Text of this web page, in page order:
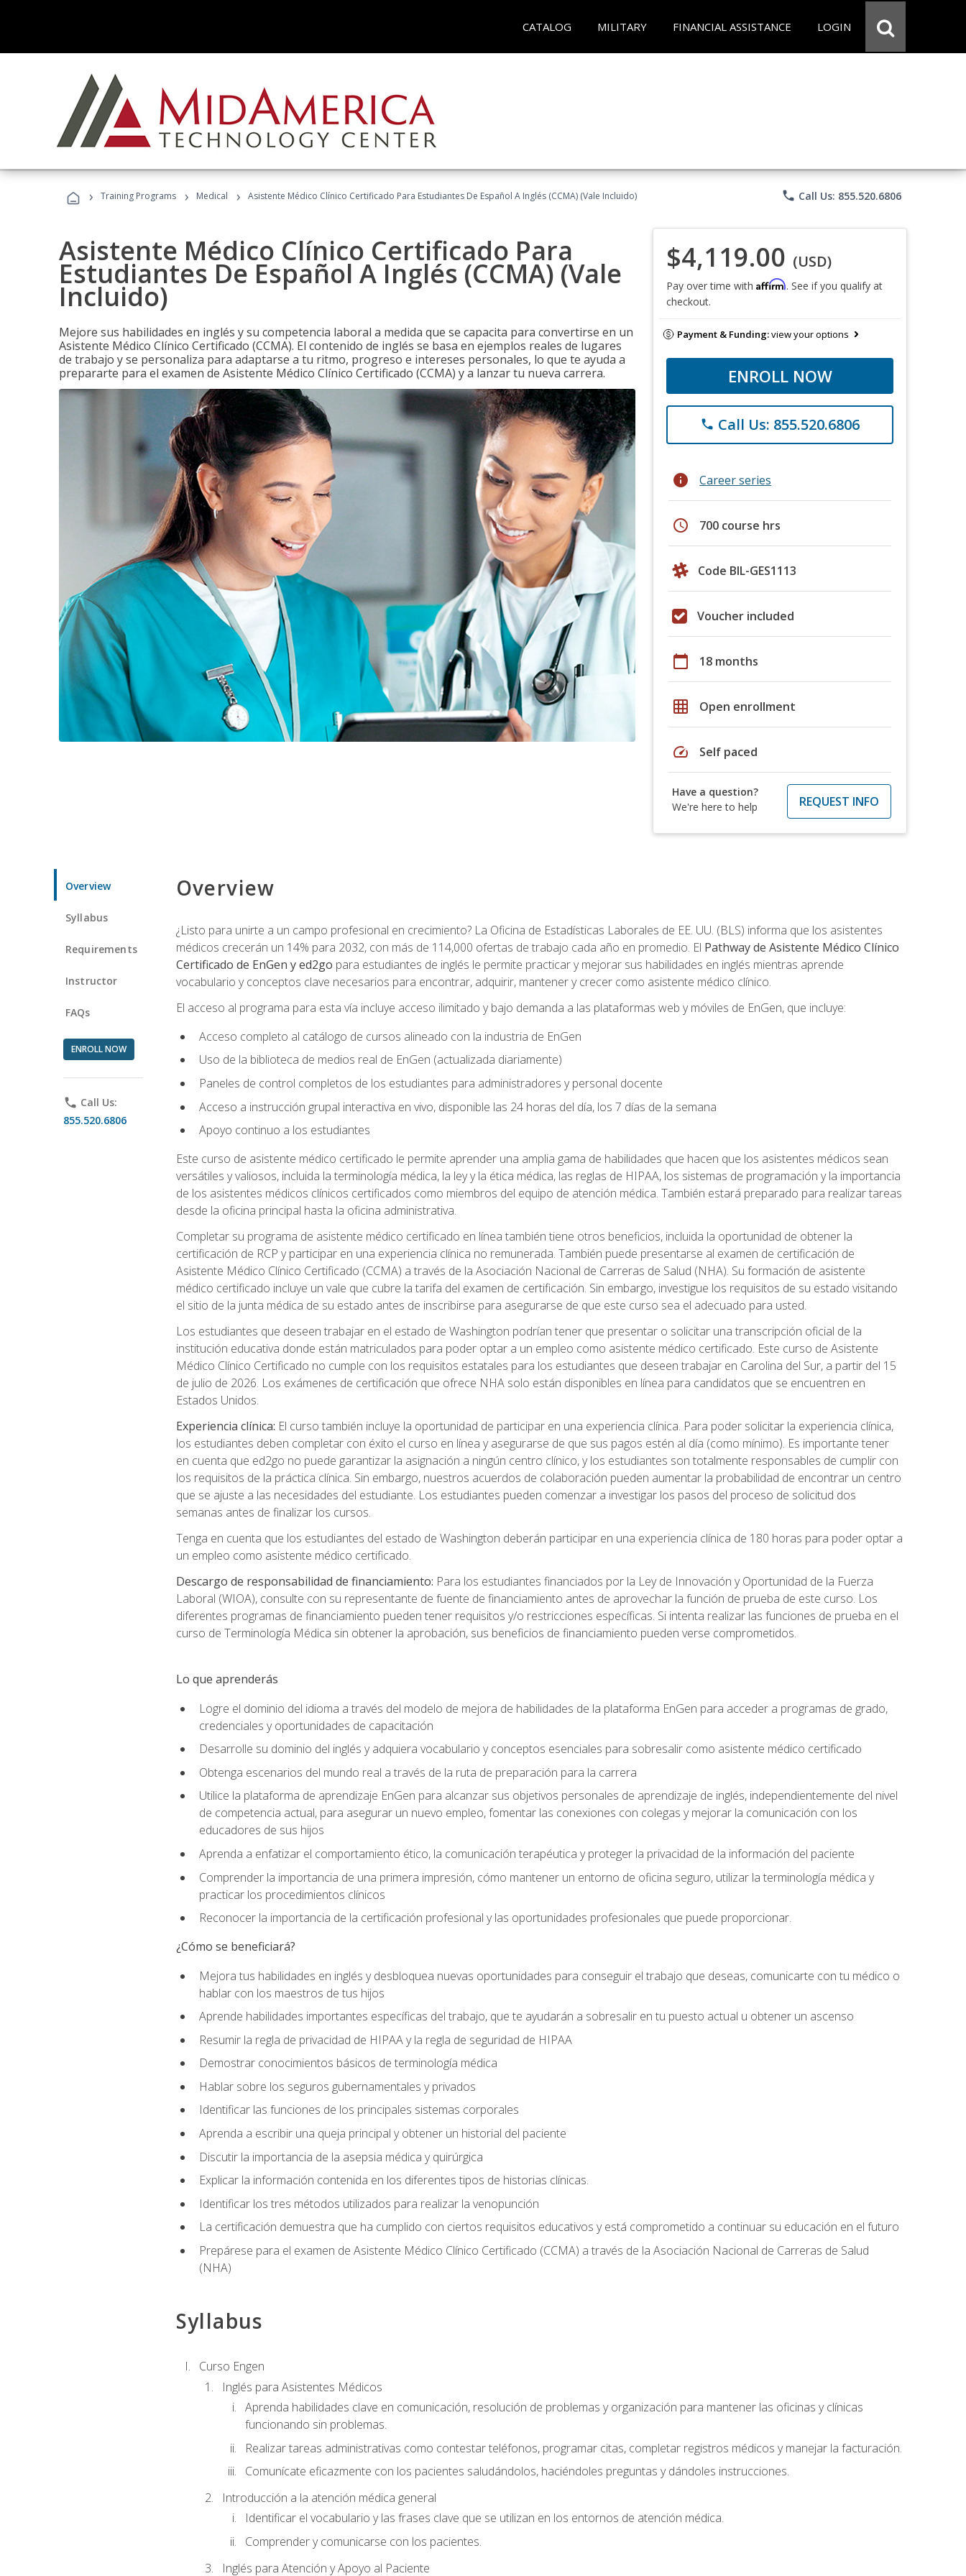
CATALOG MILITARY FINANCIAL ASSISTANCE LOGIN
› Training Programs › Medical › Asistente Médico Clínico Certificado Para Estudiantes De Español A Inglés (CCMA) (Vale Incluido) phone Call Us: 855.520.6806
Asistente Médico Clínico Certificado Para
Estudiantes De Español A Inglés (CCMA) (Vale
Incluido)
Mejore sus habilidades en inglés y su competencia laboral a medida que se capacita para convertirse en un
Asistente Médico Clínico Certificado (CCMA). El contenido de inglés se basa en ejemplos reales de lugares
de trabajo y se personaliza para adaptarse a tu ritmo, progreso e intereses personales, lo que te ayuda a
prepararte para el examen de Asistente Médico Clínico Certificado (CCMA) y a lanzar tu nueva carrera.
$4,119.00 (USD)
Pay over time with Affirm. See if you qualify at
checkout.
Payment & Funding:view your options
ENROLL NOW
phone Call Us: 855.520.6806
info Career series
schedule 700 course hrs
Code BIL-GES1113
Voucher included
calendar_today 18 months
grid_on Open enrollment
speed Self paced
Have a question?
We're here to help
REQUEST INFO
Overview
Syllabus
Requirements
Instructor
FAQs
ENROLL NOW
phone Call Us:
855.520.6806
Overview
¿Listo para unirte a un campo profesional en crecimiento? La Oficina de Estadísticas Laborales de EE. UU. (BLS) informa que los asistentes
médicos crecerán un 14% para 2032, con más de 114,000 ofertas de trabajo cada año en promedio. El Pathway de Asistente Médico Clínico
Certificado de EnGen y ed2go para estudiantes de inglés le permite practicar y mejorar sus habilidades en inglés mientras aprende
vocabulario y conceptos clave necesarios para encontrar, adquirir, mantener y crecer como asistente médico clínico.
El acceso al programa para esta vía incluye acceso ilimitado y bajo demanda a las plataformas web y móviles de EnGen, que incluye:
Acceso completo al catálogo de cursos alineado con la industria de EnGen
Uso de la biblioteca de medios real de EnGen (actualizada diariamente)
Paneles de control completos de los estudiantes para administradores y personal docente
Acceso a instrucción grupal interactiva en vivo, disponible las 24 horas del día, los 7 días de la semana
Apoyo continuo a los estudiantes
Este curso de asistente médico certificado le permite aprender una amplia gama de habilidades que hacen que los asistentes médicos sean
versátiles y valiosos, incluida la terminología médica, la ley y la ética médica, las reglas de HIPAA, los sistemas de programación y la importancia
de los asistentes médicos clínicos certificados como miembros del equipo de atención médica. También estará preparado para realizar tareas
desde la oficina principal hasta la oficina administrativa.
Completar su programa de asistente médico certificado en línea también tiene otros beneficios, incluida la oportunidad de obtener la
certificación de RCP y participar en una experiencia clínica no remunerada. También puede presentarse al examen de certificación de
Asistente Médico Clínico Certificado (CCMA) a través de la Asociación Nacional de Carreras de Salud (NHA). Su formación de asistente
médico certificado incluye un vale que cubre la tarifa del examen de certificación. Sin embargo, investigue los requisitos de su estado visitando
el sitio de la junta médica de su estado antes de inscribirse para asegurarse de que este curso sea el adecuado para usted.
Los estudiantes que deseen trabajar en el estado de Washington podrían tener que presentar o solicitar una transcripción oficial de la
institución educativa donde están matriculados para poder optar a un empleo como asistente médico certificado. Este curso de Asistente
Médico Clínico Certificado no cumple con los requisitos estatales para los estudiantes que deseen trabajar en Carolina del Sur, a partir del 15
de julio de 2026. Los exámenes de certificación que ofrece NHA solo están disponibles en línea para candidatos que se encuentren en
Estados Unidos.
Experiencia clínica: El curso también incluye la oportunidad de participar en una experiencia clínica. Para poder solicitar la experiencia clínica,
los estudiantes deben completar con éxito el curso en línea y asegurarse de que sus pagos estén al día (como mínimo). Es importante tener
en cuenta que ed2go no puede garantizar la asignación a ningún centro clínico, y los estudiantes son totalmente responsables de cumplir con
los requisitos de la práctica clínica. Sin embargo, nuestros acuerdos de colaboración pueden aumentar la probabilidad de encontrar un centro
que se ajuste a las necesidades del estudiante. Los estudiantes pueden comenzar a investigar los pasos del proceso de solicitud dos
semanas antes de finalizar los cursos.
Tenga en cuenta que los estudiantes del estado de Washington deberán participar en una experiencia clínica de 180 horas para poder optar a
un empleo como asistente médico certificado.
Descargo de responsabilidad de financiamiento: Para los estudiantes financiados por la Ley de Innovación y Oportunidad de la Fuerza
Laboral (WIOA), consulte con su representante de fuente de financiamiento antes de aprovechar la función de prueba de este curso. Los
diferentes programas de financiamiento pueden tener requisitos y/o restricciones específicas. Si intenta realizar las funciones de prueba en el
curso de Terminología Médica sin obtener la aprobación, sus beneficios de financiamiento pueden verse comprometidos.
Lo que aprenderás
Logre el dominio del idioma a través del modelo de mejora de habilidades de la plataforma EnGen para acceder a programas de grado,
credenciales y oportunidades de capacitación
Desarrolle su dominio del inglés y adquiera vocabulario y conceptos esenciales para sobresalir como asistente médico certificado
Obtenga escenarios del mundo real a través de la ruta de preparación para la carrera
Utilice la plataforma de aprendizaje EnGen para alcanzar sus objetivos personales de aprendizaje de inglés, independientemente del nivel
de competencia actual, para asegurar un nuevo empleo, fomentar las conexiones con colegas y mejorar la comunicación con los
educadores de sus hijos
Aprenda a enfatizar el comportamiento ético, la comunicación terapéutica y proteger la privacidad de la información del paciente
Comprender la importancia de una primera impresión, cómo mantener un entorno de oficina seguro, utilizar la terminología médica y
practicar los procedimientos clínicos
Reconocer la importancia de la certificación profesional y las oportunidades profesionales que puede proporcionar.
¿Cómo se beneficiará?
Mejora tus habilidades en inglés y desbloquea nuevas oportunidades para conseguir el trabajo que deseas, comunicarte con tu médico o
hablar con los maestros de tus hijos
Aprende habilidades importantes específicas del trabajo, que te ayudarán a sobresalir en tu puesto actual u obtener un ascenso
Resumir la regla de privacidad de HIPAA y la regla de seguridad de HIPAA
Demostrar conocimientos básicos de terminología médica
Hablar sobre los seguros gubernamentales y privados
Identificar las funciones de los principales sistemas corporales
Aprenda a escribir una queja principal y obtener un historial del paciente
Discutir la importancia de la asepsia médica y quirúrgica
Explicar la información contenida en los diferentes tipos de historias clínicas.
Identificar los tres métodos utilizados para realizar la venopunción
La certificación demuestra que ha cumplido con ciertos requisitos educativos y está comprometido a continuar su educación en el futuro
Prepárese para el examen de Asistente Médico Clínico Certificado (CCMA) a través de la Asociación Nacional de Carreras de Salud
(NHA)
Syllabus
Curso Engen
Inglés para Asistentes Médicos
Aprenda habilidades clave en comunicación, resolución de problemas y organización para mantener las oficinas y clínicas
funcionando sin problemas.
Realizar tareas administrativas como contestar teléfonos, programar citas, completar registros médicos y manejar la facturación.
Comunícate eficazmente con los pacientes saludándolos, haciéndoles preguntas y dándoles instrucciones.
Introducción a la atención médica general
Identificar el vocabulario y las frases clave que se utilizan en los entornos de atención médica.
Comprender y comunicarse con los pacientes.
Inglés para Atención y Apoyo al Paciente